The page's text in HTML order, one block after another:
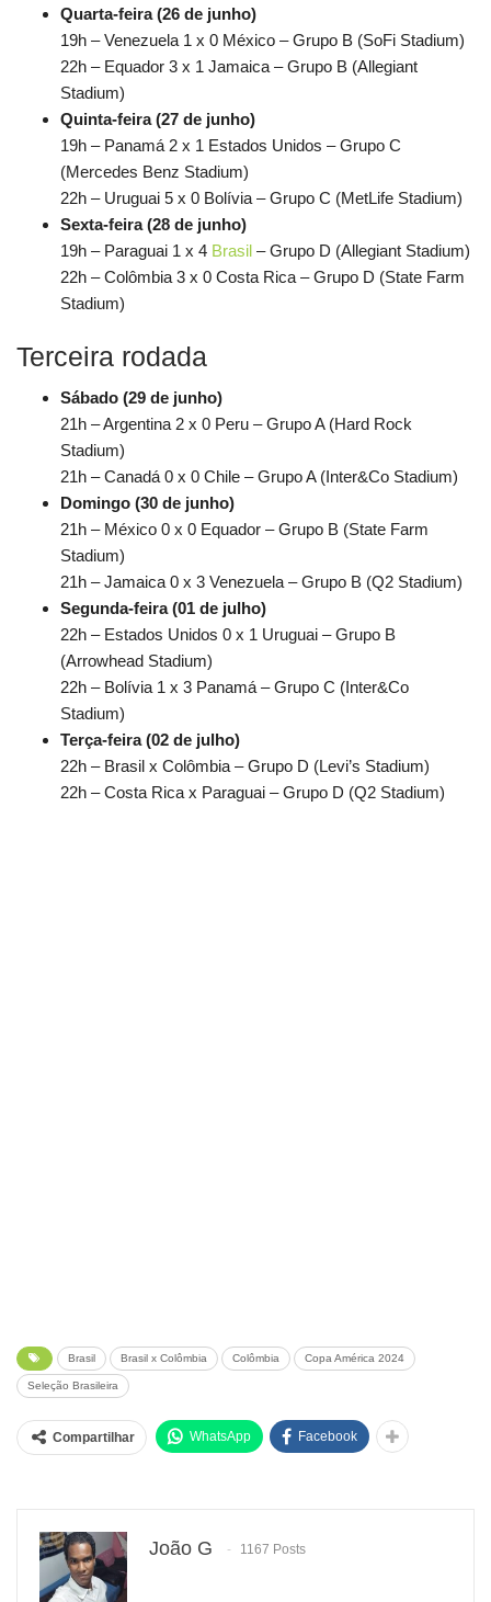
Quarta-feira (26 de junho)
19h – Venezuela 1 x 0 México – Grupo B (SoFi Stadium)
22h – Equador 3 x 1 Jamaica – Grupo B (Allegiant
Stadium)
Quinta-feira (27 de junho)
19h – Panamá 2 x 1 Estados Unidos – Grupo C
(Mercedes Benz Stadium)
22h – Uruguai 5 x 0 Bolívia – Grupo C (MetLife Stadium)
Sexta-feira (28 de junho)
19h – Paraguai 1 x 4 Brasil – Grupo D (Allegiant Stadium)
22h – Colômbia 3 x 0 Costa Rica – Grupo D (State Farm
Stadium)
Terceira rodada
Sábado (29 de junho)
21h – Argentina 2 x 0 Peru – Grupo A (Hard Rock
Stadium)
21h – Canadá 0 x 0 Chile – Grupo A (Inter&Co Stadium)
Domingo (30 de junho)
21h – México 0 x 0 Equador – Grupo B (State Farm
Stadium)
21h – Jamaica 0 x 3 Venezuela – Grupo B (Q2 Stadium)
Segunda-feira (01 de julho)
22h – Estados Unidos 0 x 1 Uruguai – Grupo B
(Arrowhead Stadium)
22h – Bolívia 1 x 3 Panamá – Grupo C (Inter&Co
Stadium)
Terça-feira (02 de julho)
22h – Brasil x Colômbia – Grupo D (Levi’s Stadium)
22h – Costa Rica x Paraguai – Grupo D (Q2 Stadium)
Brasil Brasil x Colômbia Colômbia Copa América 2024
Seleção Brasileira
Compartilhar WhatsApp Facebook
João G 1167 Posts